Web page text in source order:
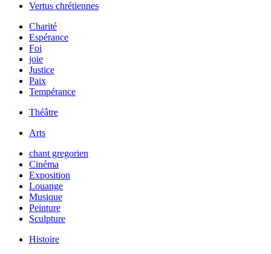
Vertus chrétiennes
Charité
Espérance
Foi
joie
Justice
Paix
Tempérance
Théâtre
Arts
chant gregorien
Cinéma
Exposition
Louange
Musique
Peinture
Sculpture
Histoire